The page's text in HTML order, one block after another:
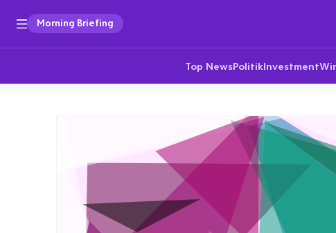
Morning Briefing
Top NewsPolitikInvestment